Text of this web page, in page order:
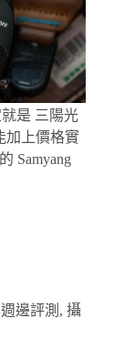
是 三陽光
加上價格實
Samyang
邊評測 , 攝